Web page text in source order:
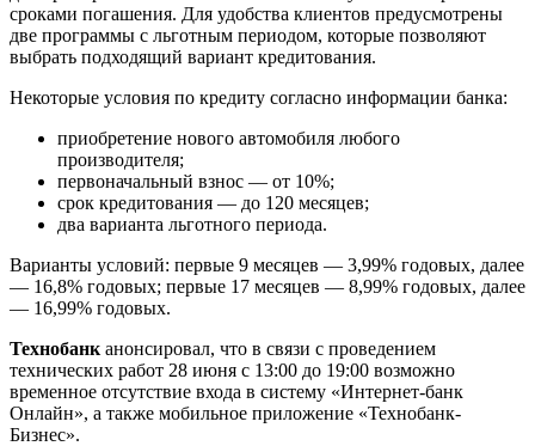
сроками погашения. Для удобства клиентов предусмотрены
две программы с льготным периодом, которые позволяют
выбрать подходящий вариант кредитования.
Некоторые условия по кредиту согласно информации банка:
приобретение нового автомобиля любого
производителя;
первоначальный взнос — от 10%;
срок кредитования — до 120 месяцев;
два варианта льготного периода.
Варианты условий: первые 9 месяцев — 3,99% годовых, далее
— 16,8% годовых; первые 17 месяцев — 8,99% годовых, далее
— 16,99% годовых.
Технобанк анонсировал, что в связи с проведением
технических работ 28 июня c 13:00 до 19:00 возможно
временное отсутствие входа в систему «Интернет-банк
Онлайн», а также мобильное приложение «Технобанк-
Бизнес».